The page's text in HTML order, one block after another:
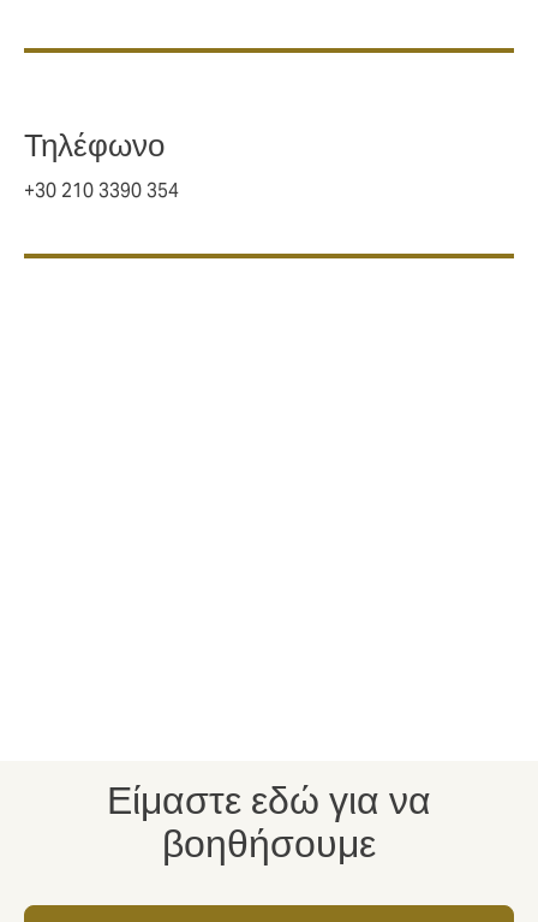
Τηλέφωνο
+30 210 3390 354
Είμαστε εδώ για να
βοηθήσουμε